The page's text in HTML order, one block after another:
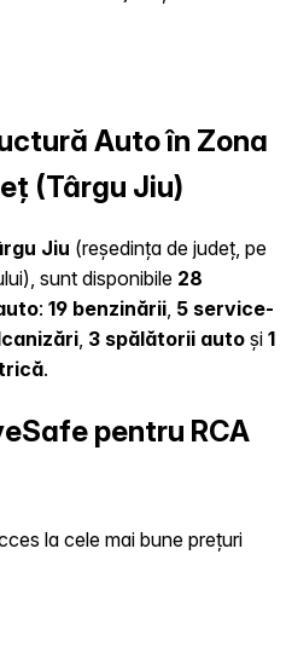
Auto în Zona
(Târgu Jiu)
Jiu (reședința de județ, pe
sunt disponibile 28
: 19 benzinării, 5 service-
, 3 spălătorii auto și 1
.
pentru RCA
la cele mai bune prețuri